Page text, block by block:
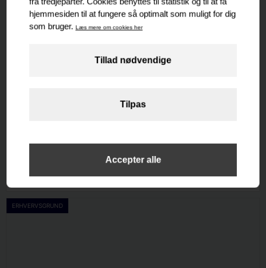
Etageareal
ERHVERVSGRUND